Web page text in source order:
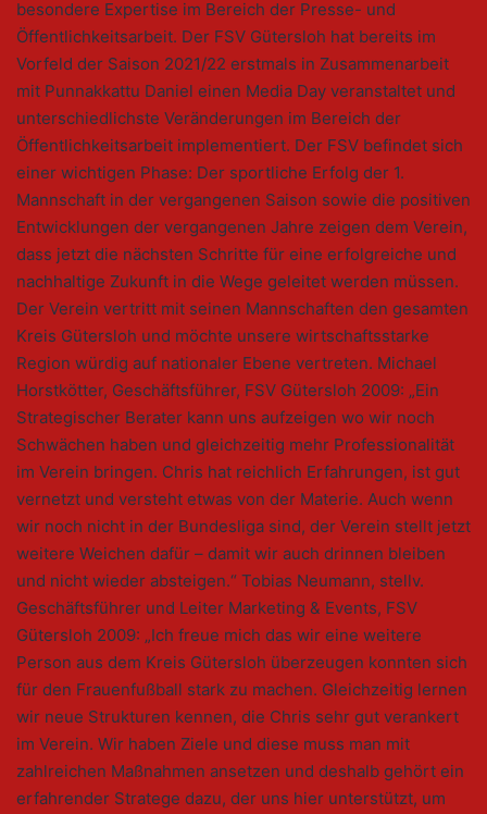
besondere Expertise im Bereich der Presse- und
Öffentlichkeitsarbeit. Der FSV Gütersloh hat bereits im
Vorfeld der Saison 2021/22 erstmals in Zusammenarbeit
mit Punnakkattu Daniel einen Media Day veranstaltet und
unterschiedlichste Veränderungen im Bereich der
Öffentlichkeitsarbeit implementiert. Der FSV befindet sich
einer wichtigen Phase: Der sportliche Erfolg der 1.
Mannschaft in der vergangenen Saison sowie die positiven
Entwicklungen der vergangenen Jahre zeigen dem Verein,
dass jetzt die nächsten Schritte für eine erfolgreiche und
nachhaltige Zukunft in die Wege geleitet werden müssen.
Der Verein vertritt mit seinen Mannschaften den gesamten
Kreis Gütersloh und möchte unsere wirtschaftsstarke
Region würdig auf nationaler Ebene vertreten. Michael
Horstkötter, Geschäftsführer, FSV Gütersloh 2009: „Ein
Strategischer Berater kann uns aufzeigen wo wir noch
Schwächen haben und gleichzeitig mehr Professionalität
im Verein bringen. Chris hat reichlich Erfahrungen, ist gut
vernetzt und versteht etwas von der Materie. Auch wenn
wir noch nicht in der Bundesliga sind, der Verein stellt jetzt
weitere Weichen dafür – damit wir auch drinnen bleiben
und nicht wieder absteigen.“ Tobias Neumann, stellv.
Geschäftsführer und Leiter Marketing & Events, FSV
Gütersloh 2009: „Ich freue mich das wir eine weitere
Person aus dem Kreis Gütersloh überzeugen konnten sich
für den Frauenfußball stark zu machen. Gleichzeitig lernen
wir neue Strukturen kennen, die Chris sehr gut verankert
im Verein. Wir haben Ziele und diese muss man mit
zahlreichen Maßnahmen ansetzen und deshalb gehört ein
erfahrender Stratege dazu, der uns hier unterstützt, um